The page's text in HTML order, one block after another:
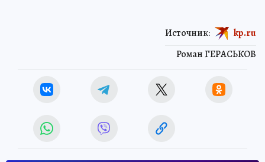
Роман ГЕРАСЬКОВ
Источник: kp.ru